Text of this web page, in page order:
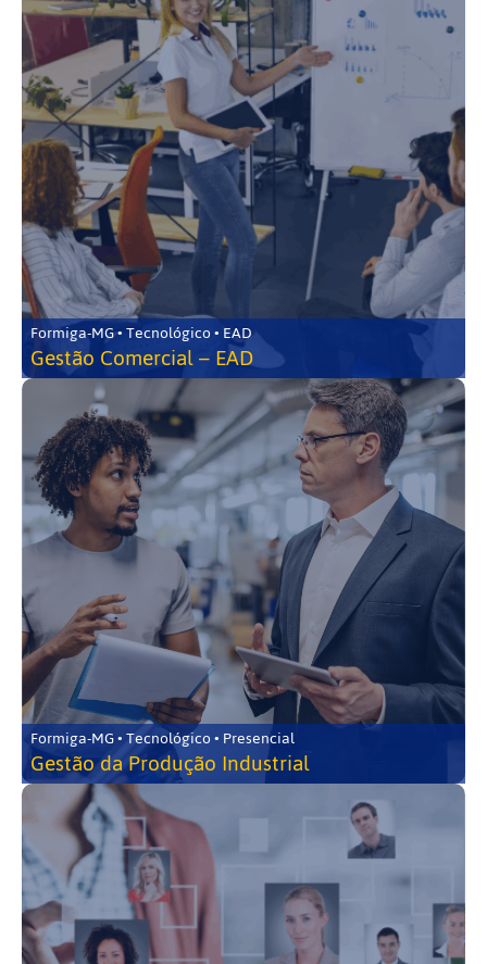
Formiga-MG • Tecnológico • EAD
Gestão Comercial – EAD
Formiga-MG • Tecnológico • Presencial
Gestão da Produção Industrial